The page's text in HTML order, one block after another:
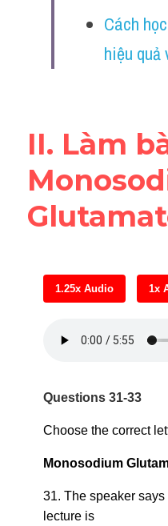
Cách
hiệu quả
II. Làm